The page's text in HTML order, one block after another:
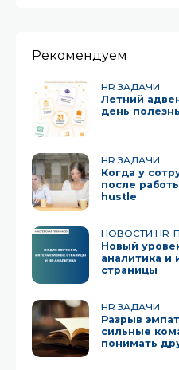
Рекомендуем
HR ЗАДАЧИ
Летний
день
HR ЗАДАЧИ
Когда у
после
hustle
НОВОСТИ HR-
Новый
аналитика и
страницы
HR ЗАДАЧИ
Разрыв
сильные
понимать